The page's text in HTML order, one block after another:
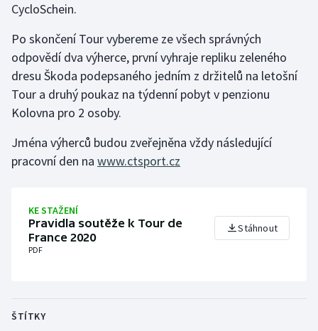
Parasport
Plavání
Plážový volejbal
Ragby
Rychlobruslení
Short track
Sportovní střelba
Triatlon
CycloSchein.
Po skončení Tour vybereme ze všech správných
odpovědí dva výherce, první vyhraje repliku zeleného
dresu Škoda podepsaného jedním z držitelů na letošní
Tour a druhý poukaz na týdenní pobyt v penzionu
Kolovna pro 2 osoby.
Jména výherců budou zveřejněna vždy následující
pracovní den na www.ctsport.cz
KE STAŽENÍ
Pravidla soutěže k Tour de
France 2020
PDF
Stáhnout
ŠTÍTKY